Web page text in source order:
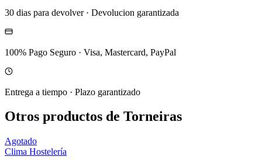
30 dias para devolver· Devolucion garantizada
100% Pago Seguro · Visa, Mastercard, PayPal
Entrega a tiempo · Plazo garantizado
Otros productos de Torneiras
Agotado
Clima Hostelería